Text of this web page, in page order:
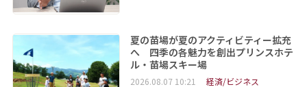
夏の苗場が夏のアクティビティー拡充
へ 四季の各魅力を創出プリンスホテ
ル・苗場スキー場
2026.08.07 10:21 経済/ビジネス